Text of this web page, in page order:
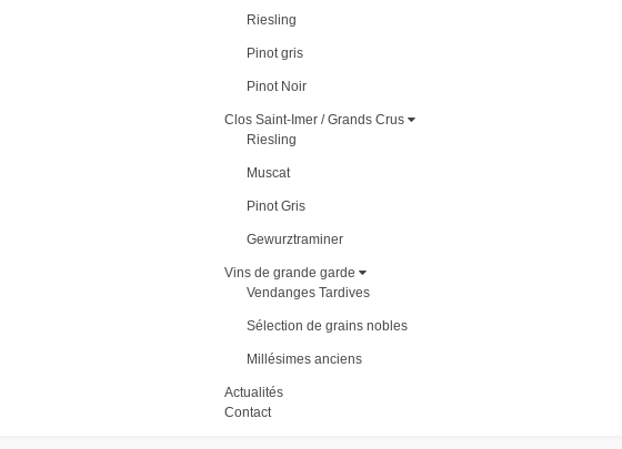
Riesling
Pinot gris
Pinot Noir
Clos Saint-Imer / Grands Crus
Riesling
Muscat
Pinot Gris
Gewurztraminer
Vins de grande garde
Vendanges Tardives
Sélection de grains nobles
Millésimes anciens
Actualités
Contact